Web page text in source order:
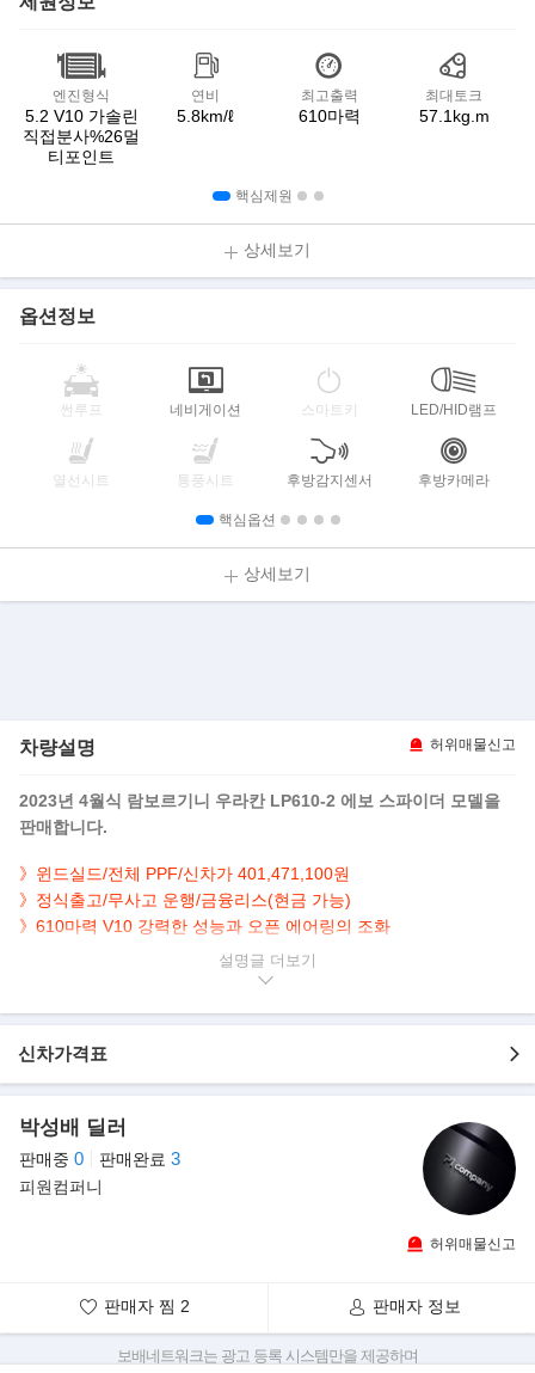
엔진형식
5.2 V10 가솔린
직접분사%26멀
티포인트
연비
5.8km/ℓ
최고출력
610마력
최대토크
57.1kg.m
핵심제원
상세보기
옵션정보
썬루프 네비게이션 스마트키 LED/HID램프
열선시트 통풍시트 후방감지센서 후방카메라
핵심옵션
상세보기
차량설명 허위매물신고
2023년 4월식 람보르기니 우라칸 LP610-2 에보 스파이더 모델을
판매합니다.
》윈드실드/전체 PPF/신차가 401,471,100원
》정식출고/무사고 운행/금융리스(현금 가능)
》610마력 V10 강력한 성능과 오픈 에어링의 조화
- 무사고 운행
- 깔끔하게 관리된 내/외관 보유
- 제로백 3.5초 610마력 V10 소프트탑 오픈 에어링
람보르기니 우라칸 에보 RWD 스파이더는 자연흡기 V10 슈퍼 스포
설명글
신차가격표
박성배 딜러
판매중 0 판매완료 3
피원컴퍼니
허위매물신고
판매자 찜 2 판매자 정보
보배네트워크는 광고 등록 시스템만을 제공하며